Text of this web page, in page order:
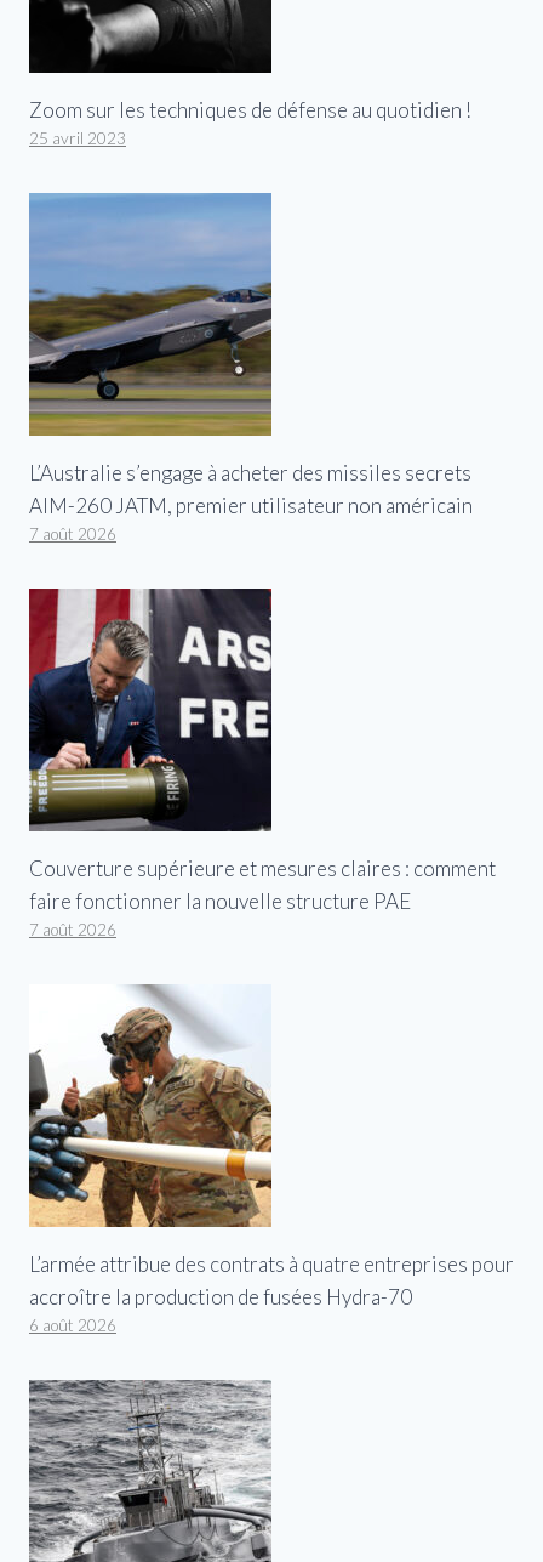
Zoom sur les techniques de défense au quotidien !
25 avril 2023
L’Australie s’engage à acheter des missiles secrets
AIM-260 JATM, premier utilisateur non américain
7 août 2026
Couverture supérieure et mesures claires : comment
faire fonctionner la nouvelle structure PAE
7 août 2026
L’armée attribue des contrats à quatre entreprises pour
accroître la production de fusées Hydra-70
6 août 2026